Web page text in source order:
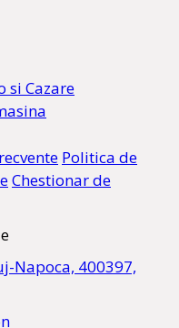
Politica de
Chestionar de
Napoca, 400397,